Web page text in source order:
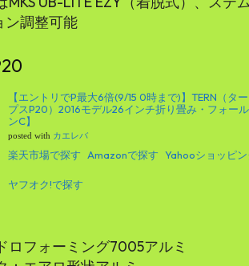
ン調整可能
【エントリでP最大6倍(9/15 0時まで)】TERN（タ
プスP20）2016モデル26インチ折り畳み・フォー
ンC】
posted with カエレバ
楽天市場で探す Amazonで探す Yahooショッピ
ヤフオク!で探す
ロフォーミング7005アルミ